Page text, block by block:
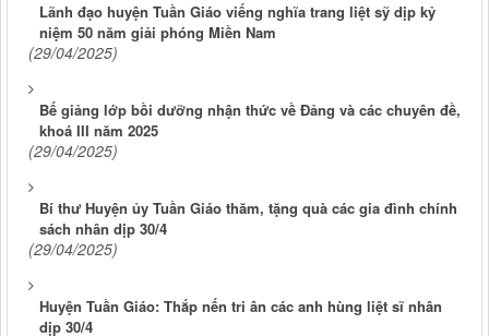
Lãnh đạo huyện Tuần Giáo viếng nghĩa trang liệt sỹ dịp kỷ
niệm 50 năm giải phóng Miền Nam
(29/04/2025)
Bế giảng lớp bồi dưỡng nhận thức về Đảng và các chuyên đề,
khoá III năm 2025
(29/04/2025)
Bí thư Huyện ủy Tuần Giáo thăm, tặng quà các gia đình chính
sách nhân dịp 30/4
(29/04/2025)
Huyện Tuần Giáo: Thắp nến tri ân các anh hùng liệt sĩ nhân
dịp 30/4